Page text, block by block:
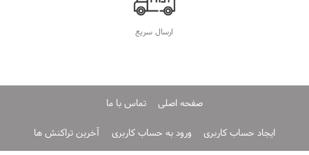
صفحه اصلی تماس با ما
ایجاد حساب کاربری ورود به حساب کاربری آخرین تراکنش ها